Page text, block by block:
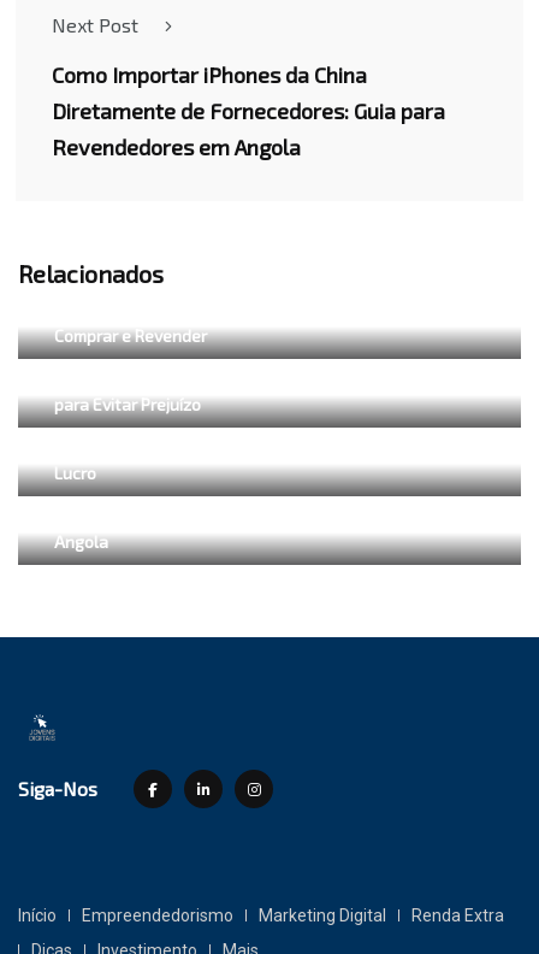
Next Post
Como Importar iPhones da China
Diretamente de Fornecedores: Guia para
Revendedores em Angola
Relacionados
Comprar e Revender
para Evitar Prejuízo
Lucro
Angola
Siga-Nos
Início Empreendedorismo Marketing Digital
Renda Extra